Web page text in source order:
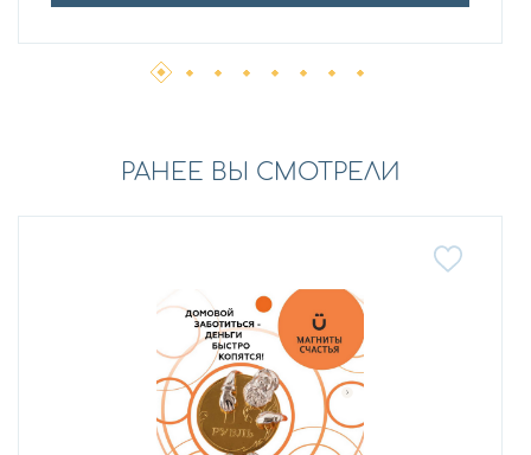
РАНЕЕ ВЫ СМОТРЕЛИ